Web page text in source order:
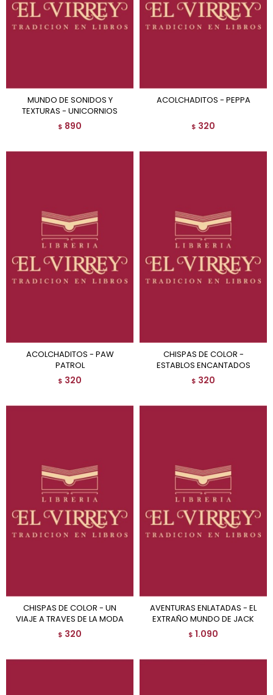
MUNDO DE SONIDOS Y
TEXTURAS - UNICORNIOS
$ 890
ACOLCHADITOS - PEPPA
$ 320
ACOLCHADITOS - PAW
PATROL
$ 320
CHISPAS DE COLOR -
ESTABLOS ENCANTADOS
$ 320
CHISPAS DE COLOR - UN
VIAJE A TRAVES DE LA MODA
$ 320
AVENTURAS ENLATADAS - EL
EXTRAÑO MUNDO DE JACK
$ 1.090